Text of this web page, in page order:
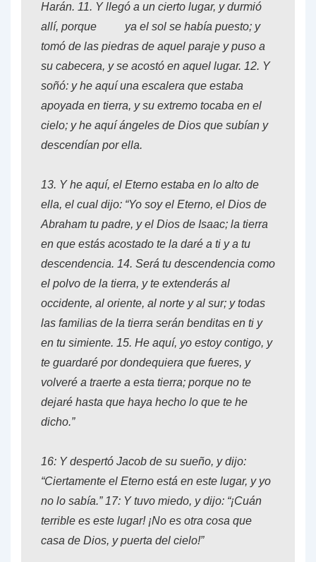
Harán. 11. Y llegó a un cierto lugar, y durmió
allí, porque ya el sol se había puesto; y
tomó de las piedras de aquel paraje y puso a
su cabecera, y se acostó en aquel lugar. 12. Y
soñó: y he aquí una escalera que estaba
apoyada en tierra, y su extremo tocaba en el
cielo; y he aquí ángeles de Dios que subían y
descendían por ella.
13. Y he aquí, el Eterno estaba en lo alto de
ella, el cual dijo: “Yo soy el Eterno, el Dios de
Abraham tu padre, y el Dios de Isaac; la tierra
en que estás acostado te la daré a ti y a tu
descendencia. 14. Será tu descendencia como
el polvo de la tierra, y te extenderás al
occidente, al oriente, al norte y al sur; y todas
las familias de la tierra serán benditas en ti y
en tu simiente. 15. He aquí, yo estoy contigo, y
te guardaré por dondequiera que fueres, y
volveré a traerte a esta tierra; porque no te
dejaré hasta que haya hecho lo que te he
dicho.”
16: Y despertó Jacob de su sueño, y dijo:
“Ciertamente el Eterno está en este lugar, y yo
no lo sabía.” 17: Y tuvo miedo, y dijo: “¡Cuán
terrible es este lugar! ¡No es otra cosa que
casa de Dios, y puerta del cielo!”